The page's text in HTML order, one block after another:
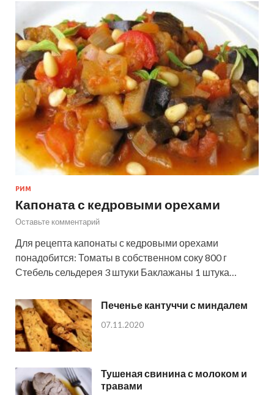
РИМ
Капоната с кедровыми орехами
Оставьте комментарий
Для рецепта капонаты с кедровыми орехами
понадобится: Томаты в собственном соку 800 г
Стебель сельдерея 3 штуки Баклажаны 1 штука…
Печенье кантуччи с миндалем
07.11.2020
Тушеная свинина с молоком и
травами